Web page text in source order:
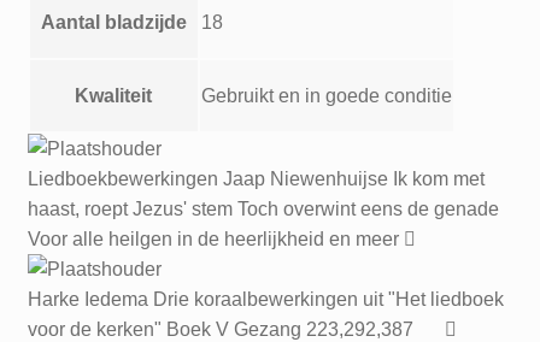
Aantal bladzijde 18
Kwaliteit Gebruikt en in goede conditie
Liedboekbewerkingen Jaap Niewenhuijse Ik kom met
haast, roept Jezus' stem Toch overwint eens de genade
Voor alle heilgen in de heerlijkheid en meer
Harke Iedema Drie koraalbewerkingen uit "Het liedboek
voor de kerken" Boek V Gezang 223,292,387